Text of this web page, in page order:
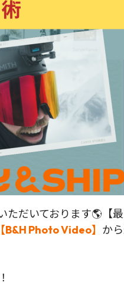
ただいております🌎【
【B&H Photo Video】 か